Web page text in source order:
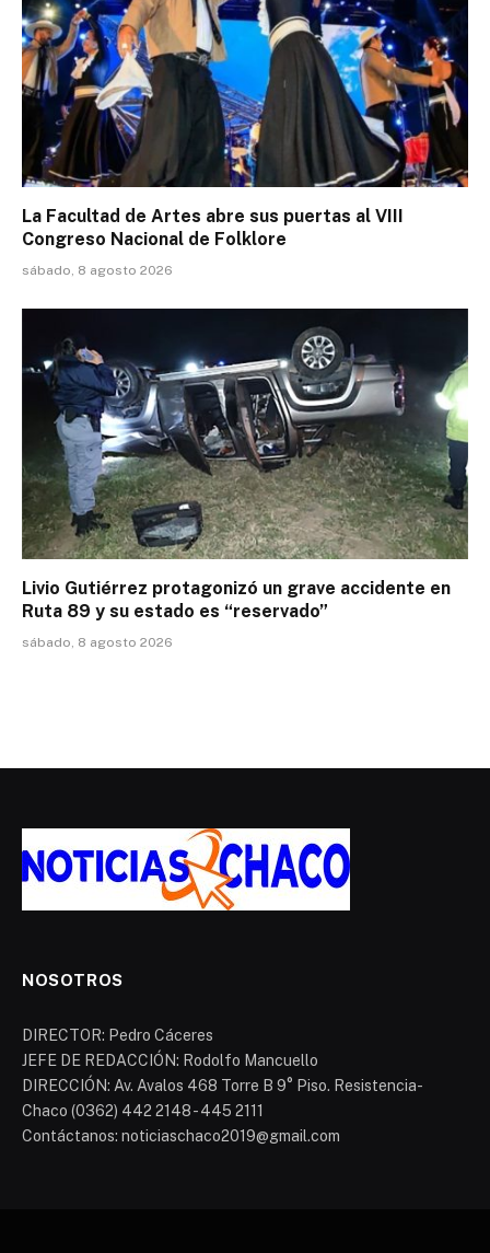
La Facultad de Artes abre sus puertas al VIII
Congreso Nacional de Folklore
sábado, 8 agosto 2026
Livio Gutiérrez protagonizó un grave accidente en
Ruta 89 y su estado es “reservado”
sábado, 8 agosto 2026
NOSOTROS
DIRECTOR: Pedro Cáceres
JEFE DE REDACCIÓN: Rodolfo Mancuello
DIRECCIÓN: Av. Avalos 468 Torre B 9° Piso. Resistencia-
Chaco (0362) 442 2148 - 445 2111
Contáctanos: noticiaschaco2019@gmail.com